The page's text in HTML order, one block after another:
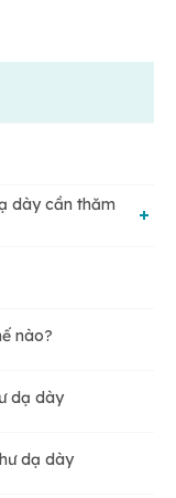
dày cần thăm
nào?
dạ dày
dạ dày